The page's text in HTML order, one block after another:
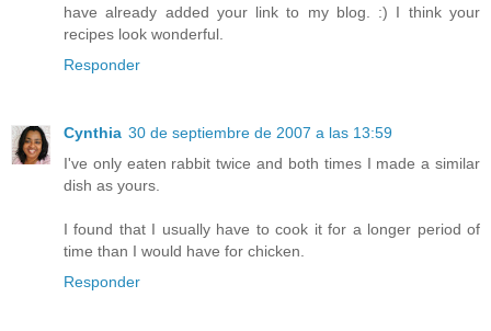
have already added your link to my blog. :) I think your
recipes look wonderful.
Responder
Cynthia 30 de septiembre de 2007 a las 13:59
I've only eaten rabbit twice and both times I made a similar
dish as yours.
I found that I usually have to cook it for a longer period of
time than I would have for chicken.
Responder